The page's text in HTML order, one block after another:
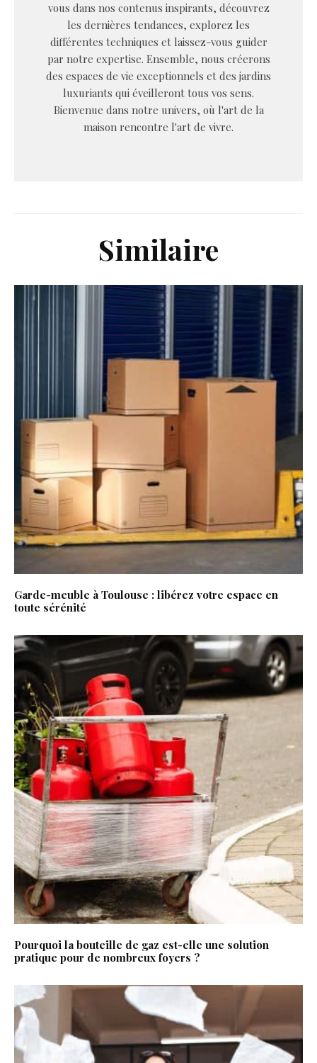
vous dans nos contenus inspirants, découvrez
les dernières tendances, explorez les
différentes techniques et laissez-vous guider
par notre expertise. Ensemble, nous créerons
des espaces de vie exceptionnels et des jardins
luxuriants qui éveilleront tous vos sens.
Bienvenue dans notre univers, où l'art de la
maison rencontre l'art de vivre.
Similaire
Garde-meuble à Toulouse : libérez votre espace en
toute sérénité
Pourquoi la bouteille de gaz est-elle une solution
pratique pour de nombreux foyers ?